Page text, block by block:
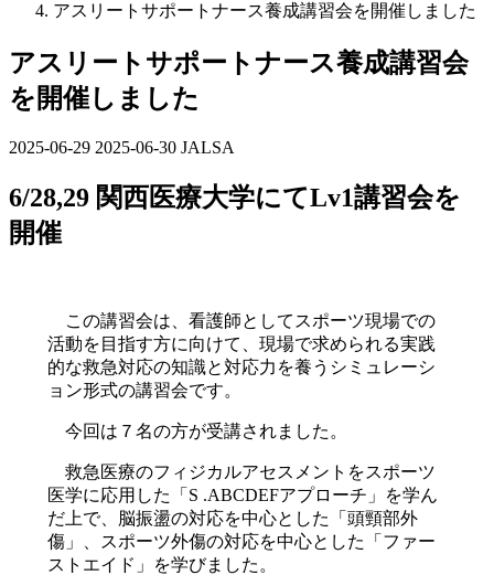
アスリートサポートナース養成講習会を開催しました
アスリートサポートナース養成講習会
を開催しました
2025-06-29 最
更
新
2025-06-30 JALSA
6/28,29 関西医療大学にてLv1講習会を
開催
この講習会は、看護師としてスポーツ現場での
活動を目指す方に向けて、現場で求められる実践
的な救急対応の知識と対応力を養うシミュレーシ
ョン形式の講習会です。
今回は７名の方が受講されました。
救急医療のフィジカルアセスメントをスポーツ
医学に応用した「S .ABCDEFアプローチ」を学ん
だ上で、脳振盪の対応を中心とした「頭頸部外
傷」、スポーツ外傷の対応を中心とした「ファー
ストエイド」を学びました。